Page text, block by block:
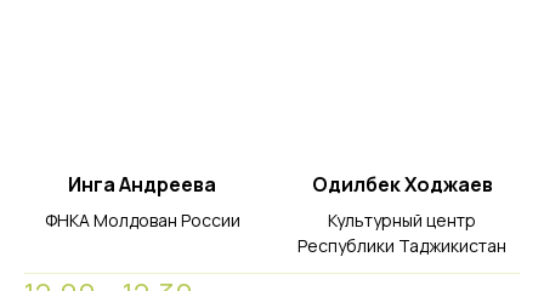
Инга Андреева
ФНКА Молдован России
Одилбек Ходжаев
Культурный центр
Республики Таджикистан